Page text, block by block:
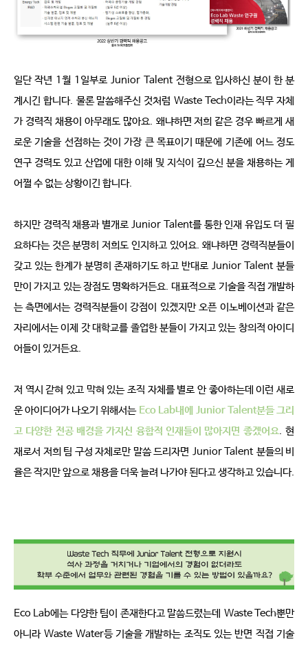
일단 작년 1월 1 일부로 Junior Talent 전형으로 입사하신 분이 한 분
계시긴 합니다. 물론 말씀해주신 것처럼 Waste Tech이라는 직무 자체
가 경력직 채용이 아무래도 많아요. 왜냐하면 저희 같은 경우 빠르게 새
로운 기술을 선점하는 것이 가장 큰 목표이기 때문에
기존에 어느 정도
연구 경력도 있고 산업에 대한 이해 및 지식이 깊으신 분을 채용하는 게
어쩔 수 없는 상황이긴 합니다.
하지만 경력직 채용과 별개로 Junior Talent를 통한 인재 유입도 더 필
요하다는 것은 분명히 저희도 인지하고 있어요. 왜냐하면 경력직분들이
갖고 있는 한계가 분명히 존재하기도 하고 반대로 Junior Talent 분들
만이 가지고 있는 장점도 명확하거든요. 대표적으로 기술을 직접 개발하
는 측면에서는 경력직분들이 강점이 있겠지만 오픈 이노베이션과 같은
자리에서는 이제 갓 대학교를 졸업한 분들이 가지고 있는 창의적 아이디
어들이 있거든요.
저 역시 갇혀 있고 막혀 있는 조직 자체를 별로 안 좋아하는데 이런 새로
운 아이디어가 나오기 위해서는 Eco Lab내에 Junior Talent분들 그리
고 다양한 전공 배경을 가지신 융합적 인재들이 많아지면 좋겠어요. 현
재로서 저희 팀 구성 자체로만 말씀 드리자면 Junior Talent 분들의 비
율은 작지만 앞으로 채용을 더욱 늘려 나가야 된다고 생각하고 있습니다.
Eco Lab에는 다양한 팀이 존재한다고 말씀드렸는데 Waste Tech뿐만
아니라 Waste Water등 기술을 개발하는 조직도 있는 반면 직접 기술